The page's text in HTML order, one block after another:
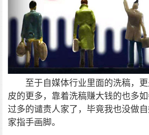
至于自媒体行业里面的洗稿，
皮的更多，靠着洗稿赚大钱的也多
过多的谴责人家了，毕竟我也没做
家指手画脚。